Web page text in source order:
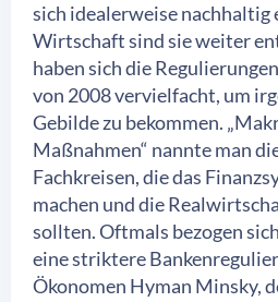
sich idealerweise
Wirtschaft sind sie weiter
haben sich die
von 2008 vervielfacht, um
Gebilde zu bekommen.
Maßnahmen“ nannte man
Fachkreisen, die das
machen und die
sollten. Oftmals bezogen
eine striktere
Ökonomen Hyman Minsky,